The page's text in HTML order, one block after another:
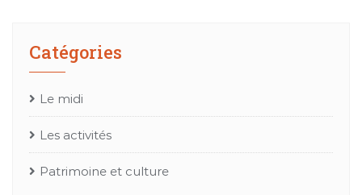
Catégories
Le midi
Les activités
Patrimoine et culture